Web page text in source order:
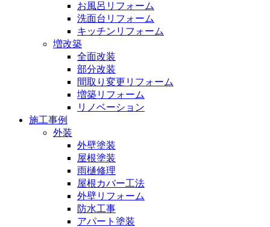
お風呂リフォーム
洗面台リフォーム
キッチンリフォーム
増改築
全面改装
部分改装
間取り変更リフォーム
増築リフォーム
リノベーション
施工事例
外装
外壁塗装
屋根塗装
雨樋修理
屋根カバー工法
外壁リフォーム
防水工事
アパート塗装